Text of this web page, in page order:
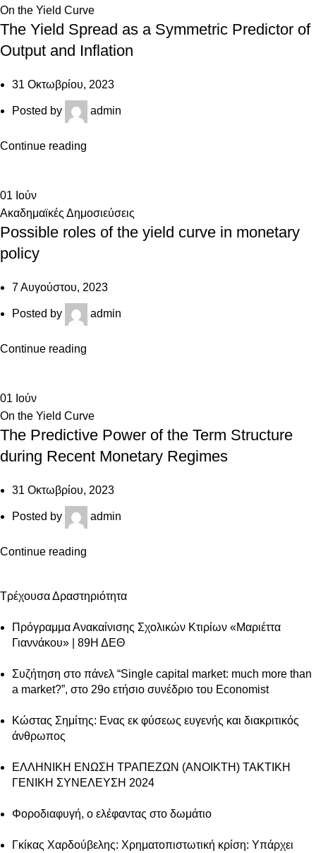
On the Yield Curve
The Yield Spread as a Symmetric Predictor of
Output and Inflation
31 Οκτωβρίου, 2023
Posted by admin
Continue reading
01 Ιούν
Ακαδημαϊκές Δημοσιεύσεις
Possible roles of the yield curve in monetary
policy
7 Αυγούστου, 2023
Posted by admin
Continue reading
01 Ιούν
On the Yield Curve
The Predictive Power of the Term Structure
during Recent Monetary Regimes
31 Οκτωβρίου, 2023
Posted by admin
Continue reading
Τρέχουσα Δραστηριότητα
Πρόγραμμα Ανακαίνισης Σχολικών Κτιρίων «Μαριέττα
Γιαννάκου» | 89Η ΔΕΘ
Συζήτηση στο πάνελ “Single capital market: much more than
a market?”, στο 29ο ετήσιο συνέδριο του Economist
Κώστας Σημίτης: Ενας εκ φύσεως ευγενής και διακριτικός
άνθρωπος
ΕΛΛΗΝΙΚΗ ΕΝΩΣΗ ΤΡΑΠΕΖΩΝ (ΑΝΟΙΚΤΗ) ΤΑΚΤΙΚΗ
ΓΕΝΙΚΗ ΣΥΝΕΛΕΥΣΗ 2024
Φοροδιαφυγή, ο ελέφαντας στο δωμάτιο
Γκίκας Χαρδούβελης: Χρηματοπιστωτική κρίση: Υπάρχει